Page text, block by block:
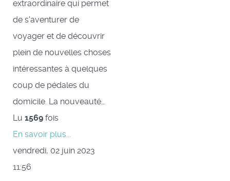
extraordinaire qui permet
de s'aventurer de
voyager et de découvrir
plein de nouvelles choses
intéressantes à quelques
coup de pédales du
domicile. La nouveauté…
Lu 1569 fois
En savoir plus...
vendredi, 02 juin 2023
11:56